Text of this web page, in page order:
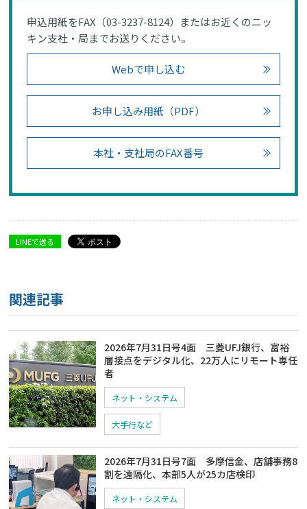
申込用紙をFAX（03-3237-8124）またはお近くのニッ
キン支社・局までお送りください。
Webで申し込む
お申し込み用紙（PDF）
本社・支社局のFAX番号
LINEで送る
関連記事
2026年7月31日号4面 三菱UFJ銀行、富裕
層接点をデジタル化、22万人にリモート専任
者
ネット・システム
大手行など
2026年7月31日号7面 多摩信金、店舗事務8
割を遠隔化、本部5人が25カ店検印
ネット・システム